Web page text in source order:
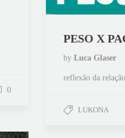
0
PESO X
by Luca Glaser
reflexão da
LUKONA